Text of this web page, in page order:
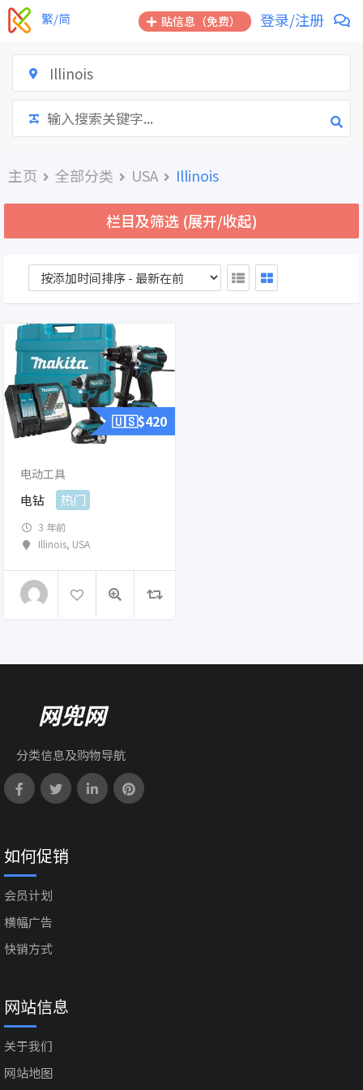
跳
到
贴信息（免费） 登录/注册
繁/简
Illinois
主页 全部分类 USA Illinois
栏目及筛选 (展开/收起)
🇺🇸$420
电动工具
电钻 热门
3 年前
Illinois, USA
网兜网
分类信息及购物导航
如何促销
会员计划
横幅广告
快销方式
网站信息
关于我们
网站地图